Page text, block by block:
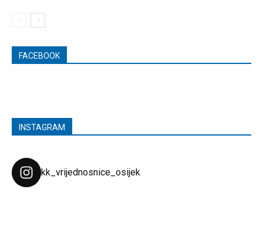
FACEBOOK
INSTAGRAM
kk_vrijednosnice_osijek